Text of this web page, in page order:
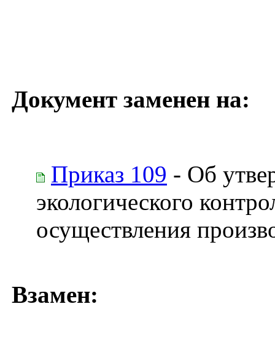
Документ заменен на:
Приказ 109 - Об
экологического
осуществления
Взамен: